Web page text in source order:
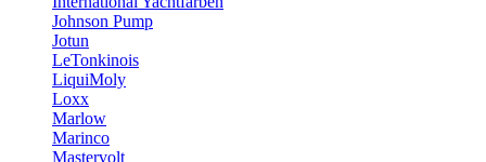
Johnson Pump
Jotun
LeTonkinois
LiquiMoly
Loxx
Marlow
Marinco
Mastervolt